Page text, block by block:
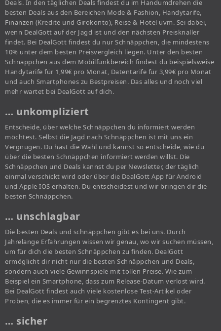
Deals. In den täglichen Deals findest du im Handumdrehen die
besten Deals aus den Bereichen Mode & Fashion, Handytarife,
Finanzen (Kredite und Girokonto), Reise & Hotel uvm. Sei dabei,
wenn DealGott auf der Jagd ist und den nächsten Preisknaller
findet. Bei DealGott findest du nur Schnäppchen, die mindestens
10% unter dem besten Preisvergleich liegen. Unter den besten
Schnäppchen aus dem Mobilfunkbereich findest du beispielsweise
Handytarife für 1,99€ pro Monat, Datentarife für 3,99€ pro Monat
und auch Smartphones zu Bestpreisen. Das alles und noch viel
mehr wartet bei DealGott auf dich.
… unkompliziert
Entscheide, über welche Schnäppchen du informiert werden
möchtest. Selbst die Jagd nach Schnäppchen ist mit uns ein
Vergnügen. Du hast die Wahl und kannst so entscheide, wie du
über die besten Schnäppchen informiert werden willst. Die
Schnäppchen und Deals kannst du per Newsletter, der täglich
einmal verschickt wird oder über die DealGott App für Android
und Apple IOS erhalten. Du entscheidest und wir bringen dir die
besten Schnäppchen.
… unschlagbar
Die besten Deals und schnäppchen gibt es bei uns. Durch
Jahrelange Erfahrungen wissen wir genau, wo wir suchen müssen,
um für dich die besten Schnäppchen zu finden. DealGott
ermöglicht dir nicht nur die besten Schnäppchen und Deals,
sondern auch viele Gewinnspiele mit tollen Preise. Wie zum
Beispiel ein Smartphone, dass zum Release-Datum verlost wird.
Bei DealGott findest auch viele kostenlose Test-Artikel oder
Proben, die es immer für ein begrenztes Kontingent gibt.
… sicher